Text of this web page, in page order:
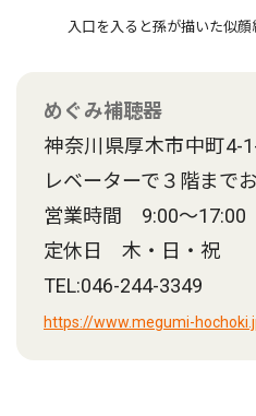
入口を入ると孫が描いた似
めぐみ補聴器
神奈川県厚木市中町
レベーターで３階まで
営業時間 9:00～17:00
定休日 木・日・祝
TEL:046-244-3349
https://www.megumi-